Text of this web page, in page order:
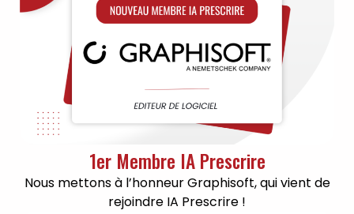
1er Membre IA Prescrire
Nous mettons à l’honneur Graphisoft, qui vient de
rejoindre IA Prescrire !